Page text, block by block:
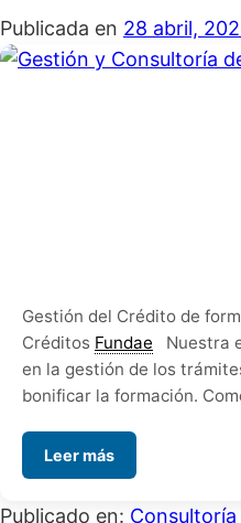
Publicada en 28 abril,
Gestión del Crédito de
Créditos Fundae Nuestra
en la gestión de los
bonificar la formación.
Leer más
Publicado en: